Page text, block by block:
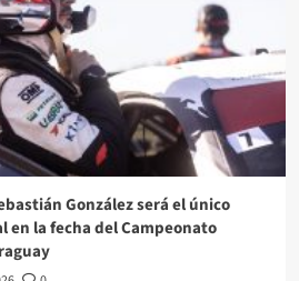
González será el único
la fecha del Campeonato